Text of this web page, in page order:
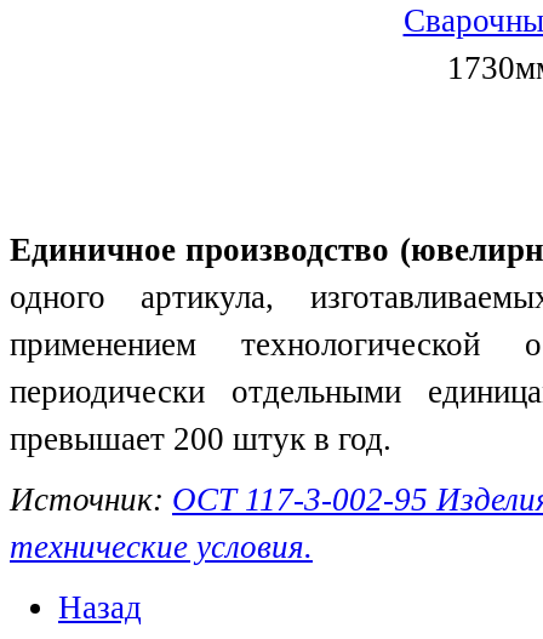
Единичное производство
одного артикула,
применением технологической
периодически отдельными
превышает 200 штук в год.
Источник: ОСТ 117-3-002-95
технические условия.
Назад